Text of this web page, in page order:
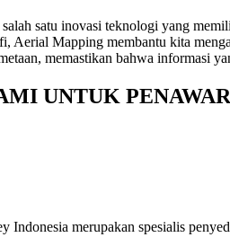
satu inovasi teknologi yang
Aerial Mapping membantu kita
memastikan bahwa informasi
UNTUK
Indonesia merupakan spesialis